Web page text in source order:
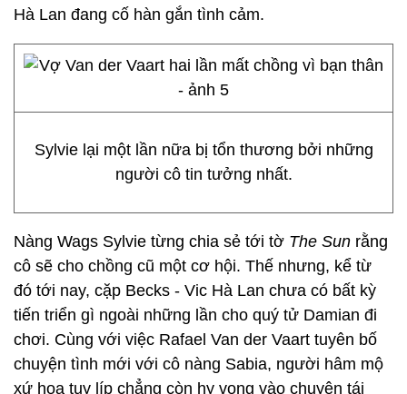
Hà Lan đang cố hàn gắn tình cảm.
Sylvie lại một lần nữa bị tổn thương bởi những
người cô tin tưởng nhất.
Nàng Wags Sylvie từng chia sẻ tới tờ The Sun rằng
cô sẽ cho chồng cũ một cơ hội. Thế nhưng, kể từ
đó tới nay, cặp Becks - Vic Hà Lan chưa có bất kỳ
tiến triển gì ngoài những lần cho quý tử Damian đi
chơi. Cùng với việc Rafael Van der Vaart tuyên bố
chuyện tình mới với cô nàng Sabia, người hâm mộ
xứ hoa tuy líp chẳng còn hy vọng vào chuyện tái